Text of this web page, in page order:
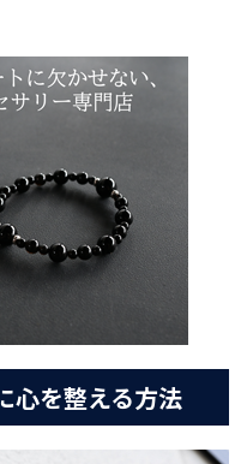
心を整える方法